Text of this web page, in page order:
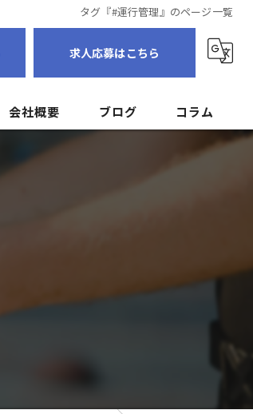
タグ『#運行管理』のページ一覧
求人応募はこちら
会社概要 ブログ コラム